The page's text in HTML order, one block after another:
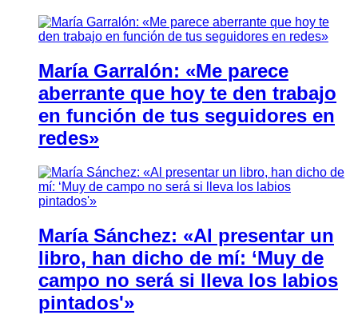
María Garralón: «Me parece
aberrante que hoy te den trabajo
en función de tus seguidores en
redes»
María Sánchez: «Al presentar un
libro, han dicho de mí: ‘Muy de
campo no será si lleva los labios
pintados'»